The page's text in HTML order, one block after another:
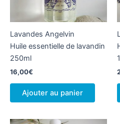
Lavandes Angelvin
Huile essentielle de lavandin
250ml
16,00€
Ajouter au panier